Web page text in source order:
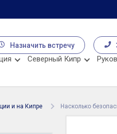
Назначить встречу
Северный Кипр
и на Кипре Насколько